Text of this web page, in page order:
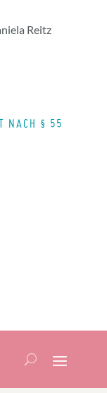
Reitz
NACH § 55